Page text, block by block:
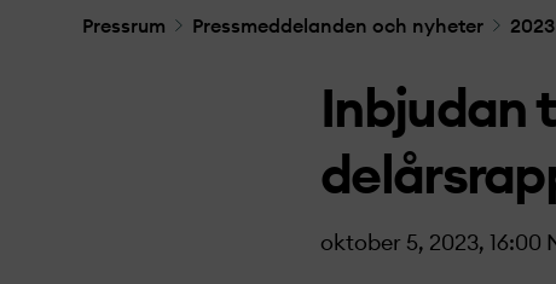
Pressrum Pressmeddelanden och nyheter 2023
Inbjudan
oktober 5, 2023, 16:00